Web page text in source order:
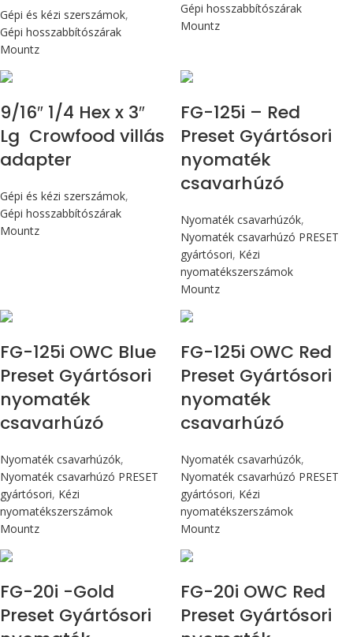
Gépi és kézi szerszámok,
Gépi hosszabbítószárak
Mountz
Gépi hosszabbítószárak
Mountz
9/16″ 1/4 Hex x 3″
Lg Crowfood villás
adapter
Gépi és kézi szerszámok,
Gépi hosszabbítószárak
Mountz
FG-125i – Red
Preset Gyártósori
nyomaték
csavarhúzó
Nyomaték csavarhúzók,
Nyomaték csavarhúzó PRESET
gyártósori, Kézi
nyomatékszerszámok
Mountz
FG-125i OWC Blue
Preset Gyártósori
nyomaték
csavarhúzó
Nyomaték csavarhúzók,
Nyomaték csavarhúzó PRESET
gyártósori, Kézi
nyomatékszerszámok
Mountz
FG-125i OWC Red
Preset Gyártósori
nyomaték
csavarhúzó
Nyomaték csavarhúzók,
Nyomaték csavarhúzó PRESET
gyártósori, Kézi
nyomatékszerszámok
Mountz
FG-20i -Gold
Preset Gyártósori
FG-20i OWC Red
Preset Gyártósori